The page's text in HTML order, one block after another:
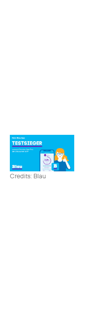
Credits: Blau